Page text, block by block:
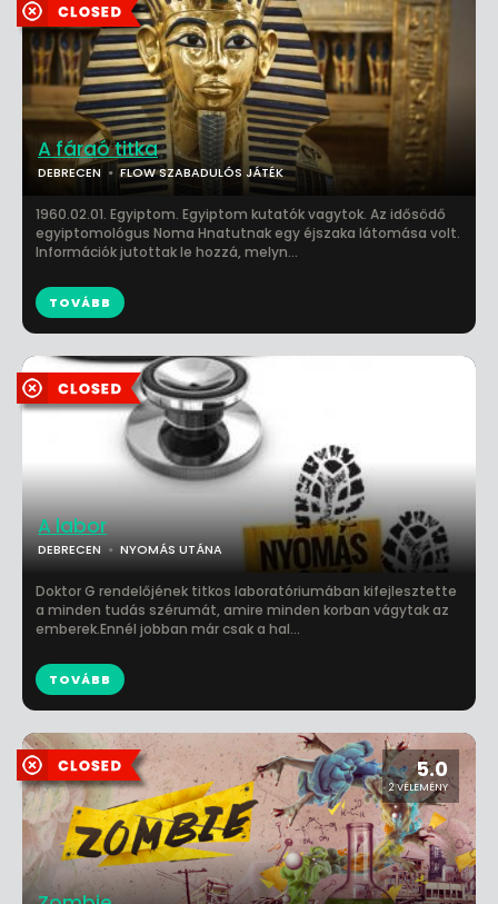
A labor
DEBRECEN NYOMÁS UTÁNA
Doktor G rendelőjének titkos laboratóriumában kifejlesztette
a minden tudás szérumát, amire minden korban vágytak az
emberek.Ennél jobban már csak a hal...
TOVÁBB
A fáraó titka
DEBRECEN FLOW SZABADULÓS JÁTÉK
1960.02.01. Egyiptom. Egyiptom kutatók vagytok. Az idősödő
egyiptomológus Noma Hnatutnak egy éjszaka látomása volt.
Információk jutottak le hozzá, melyn...
TOVÁBB
5.0
2 VÉLEMÉNY